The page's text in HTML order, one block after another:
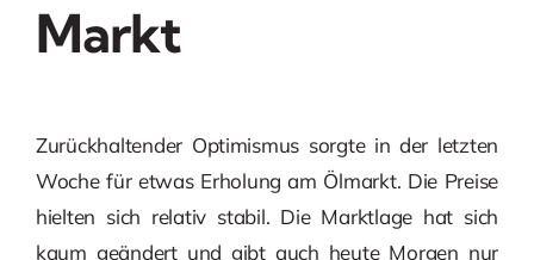
Markt
Zurückhaltender Optimismus sorgte in der letzten
Woche für etwas Erholung am Ölmarkt. Die Preise
hielten sich relativ stabil. Die Marktlage hat sich
kaum geändert und gibt auch heute Morgen nur